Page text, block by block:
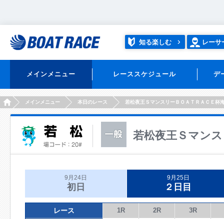
知る楽しむ レーサ
メインメニュー レーススケジュール デ
HOMEメインメニュー 本日のレース 若松夜王ＳマンスリーＢＯＡＴＲＡＣＥ杯
若松夜王Ｓマン
9月24日
初日
9月25日
２日目
レース 1R 2R 3R